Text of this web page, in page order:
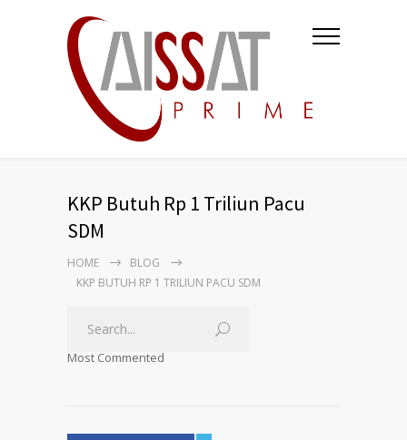
KKP Butuh Rp 1 Triliun Pacu
SDM
HOME
BLOG
KKP BUTUH RP 1 TRILIUN PACU SDM
Most Commented